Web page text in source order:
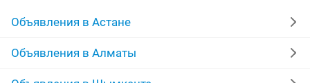
няня на выходные ходунки для взрослых
Объявления в Астане
Объявления в Алматы